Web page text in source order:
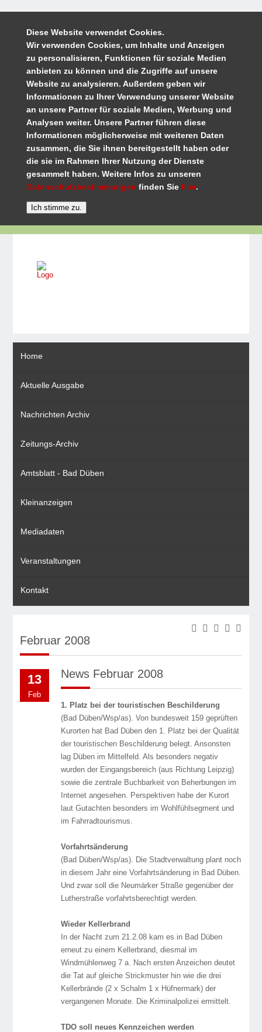
Diese Website verwendet Cookies.
Wir verwenden Cookies, um Inhalte und Anzeigen
zu personalisieren, Funktionen für soziale Medien
anbieten zu können und die Zugriffe auf unsere
Website zu analysieren. Außerdem geben wir
Informationen zu Ihrer Verwendung unserer Website
an unsere Partner für soziale Medien, Werbung und
Analysen weiter. Unsere Partner führen diese
Informationen möglicherweise mit weiteren Daten
zusammen, die Sie ihnen bereitgestellt haben oder
die sie im Rahmen Ihrer Nutzung der Dienste
gesammelt haben. Weitere Infos zu unseren
Datenschutzbestimmungen finden Sie hier.
Home
Aktuelle Ausgabe
Nachrichten Archiv
Zeitungs-Archiv
Amtsblatt - Bad Düben
Kleinanzeigen
Mediadaten
Veranstaltungen
Kontakt
Februar 2008
13
Feb
News Februar 2008
1. Platz bei der touristischen Beschilderung
(Bad Düben/Wsp/as). Von bundesweit 159 geprüften
Kurorten hat Bad Düben den 1. Platz bei der Qualität
der touristischen Beschilderung belegt. Ansonsten
lag Düben im Mittelfeld. Als besonders negativ
wurden der Eingangsbereich (aus Richtung Leipzig)
sowie die zentrale Buchbarkeit von Beherbungen im
Internet angesehen. Perspektiven habe der Kurort
laut Gutachten besonders im Wohlfühlsegment und
im Fahrradtourismus.
Vorfahrtsänderung
(Bad Düben/Wsp/as). Die Stadtverwaltung plant noch
in diesem Jahr eine Vorfahrtsänderung in Bad Düben.
Und zwar soll die Neumärker Straße gegenüber der
Lutherstraße vorfahrtsberechtigt werden.
Wieder Kellerbrand
In der Nacht zum 21.2.08 kam es in Bad Düben
erneut zu einem Kellerbrand, diesmal im
Windmühlenweg 7 a. Nach ersten Anzeichen deutet
die Tat auf gleiche Strickmuster hin wie die drei
Kellerbrände (2 x Schalm 1 x Hüfnermark) der
vergangenen Monate. Die Kriminalpolizei ermittelt.
TDO soll neues Kennzeichen werden